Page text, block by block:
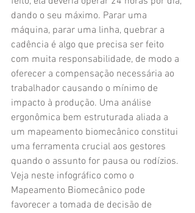
dando o seu máximo. Parar uma
máquina, parar uma linha, quebrar a
cadência é algo que precisa ser feito
com muita responsabilidade, de modo a
oferecer a compensação necessária ao
trabalhador causando o mínimo de
impacto à produção. Uma análise
ergonômica bem estruturada aliada a
um mapeamento biomecânico constitui
uma ferramenta crucial aos gestores
quando o assunto for pausa ou rodízios.
Veja neste infográfico como o
Mapeamento Biomecânico pode
favorecer a tomada de decisão de